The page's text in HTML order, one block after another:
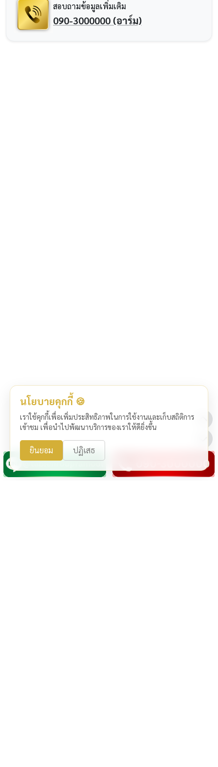
สอบถามข้อมูลเพิ่มเติม
090-3000000 (อาร์ม)
นโยบายคุกกี้ 🍪
เราใช้คุกกี้เพื่อเพิ่มประสิทธิภาพในการใช้งานและเก็บสถิติการ
เข้าชม เพื่อนำไปพัฒนาบริการของเราให้ดียิ่งขึ้น
ยินยอม ปฏิเสธ